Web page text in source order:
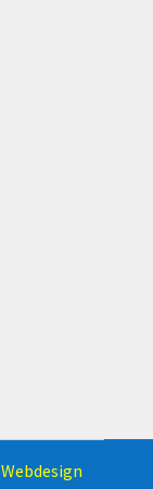
Webdesign